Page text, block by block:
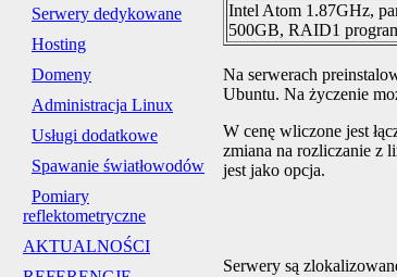
Serwery dedykowane
Hosting
Domeny
Administracja Linux
Usługi dodatkowe
Spawanie światłowodów
Pomiary
reflektometryczne
AKTUALNOŚCI
Intel Atom 1.87GHz,
500GB, RAID1
Na serwerach
Ubuntu. Na życzenie
W cenę wliczone jest
zmiana na rozliczanie z
jest jako opcja.
Serwery są